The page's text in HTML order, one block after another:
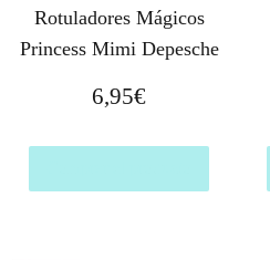
Rotuladores Mágicos
Princess Mimi Depesche
6,95€